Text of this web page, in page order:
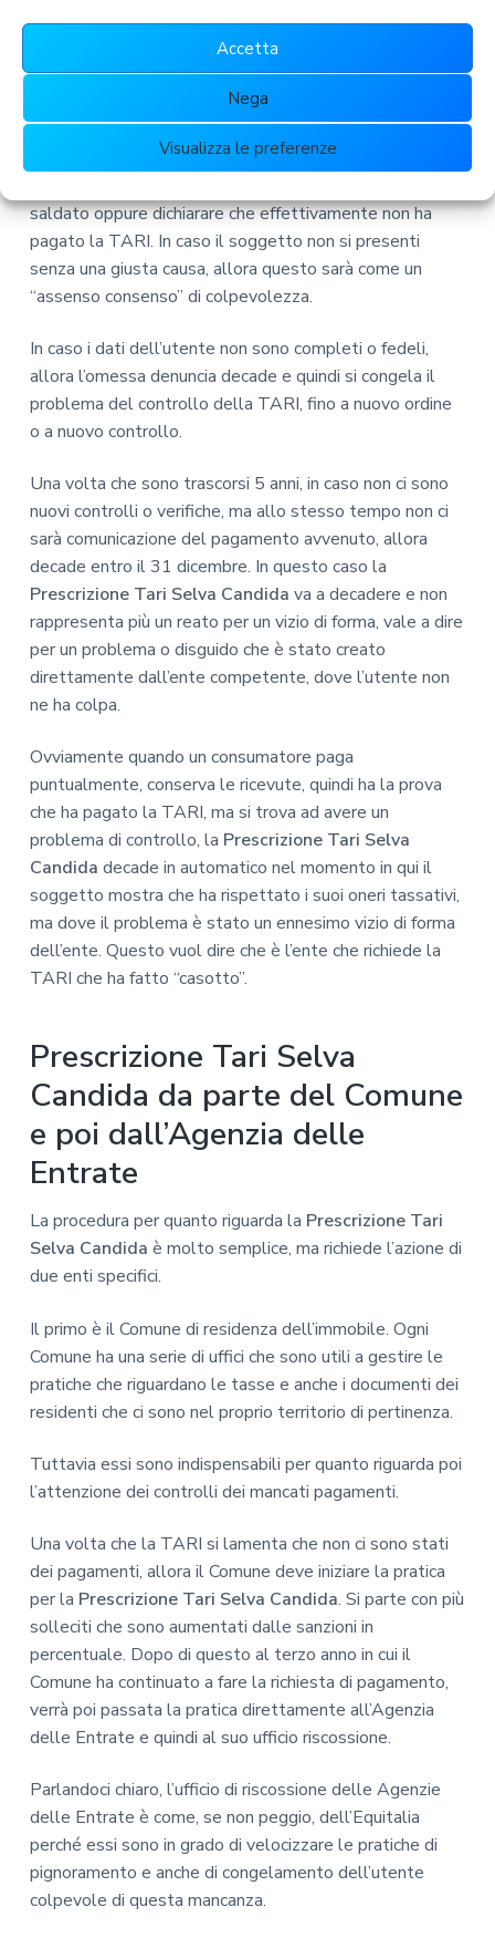
Accetta
Nega
Visualizza le preferenze
controllo della denuncia stessa. Una volta che si accerta
che c’è una “omessa denuncia”, solo allora scatta l’avviso
di accertamento per l’utente.
Cosa capita? Se i dati dell’utente sono completi,
quest’ultimo dovrà presentare tutta la documentazione
saldato oppure dichiarare che effettivamente non ha
pagato la TARI. In caso il soggetto non si presenti
senza una giusta causa, allora questo sarà come un
“assenso consenso” di colpevolezza.
In caso i dati dell’utente non sono completi o fedeli,
allora l’omessa denuncia decade e quindi si congela il
problema del controllo della TARI, fino a nuovo ordine
o a nuovo controllo.
Una volta che sono trascorsi 5 anni, in caso non ci sono
nuovi controlli o verifiche, ma allo stesso tempo non ci
sarà comunicazione del pagamento avvenuto, allora
decade entro il 31 dicembre. In questo caso la
Prescrizione Tari Selva Candida va a decadere e non
rappresenta più un reato per un vizio di forma, vale a dire
per un problema o disguido che è stato creato
direttamente dall’ente competente, dove l’utente non
ne ha colpa.
Ovviamente quando un consumatore paga
puntualmente, conserva le ricevute, quindi ha la prova
che ha pagato la TARI, ma si trova ad avere un
problema di controllo, la Prescrizione Tari Selva
Candida decade in automatico nel momento in qui il
soggetto mostra che ha rispettato i suoi oneri tassativi,
ma dove il problema è stato un ennesimo vizio di forma
dell’ente. Questo vuol dire che è l’ente che richiede la
TARI che ha fatto “casotto”.
Prescrizione Tari Selva
Candida da parte del Comune
e poi dall’Agenzia delle
Entrate
La procedura per quanto riguarda la Prescrizione Tari
Selva Candida è molto semplice, ma richiede l’azione di
due enti specifici.
Il primo è il Comune di residenza dell’immobile. Ogni
Comune ha una serie di uffici che sono utili a gestire le
pratiche che riguardano le tasse e anche i documenti dei
residenti che ci sono nel proprio territorio di pertinenza.
Tuttavia essi sono indispensabili per quanto riguarda poi
l’attenzione dei controlli dei mancati pagamenti.
Una volta che la TARI si lamenta che non ci sono stati
dei pagamenti, allora il Comune deve iniziare la pratica
per la Prescrizione Tari Selva Candida. Si parte con più
solleciti che sono aumentati dalle sanzioni in
percentuale. Dopo di questo al terzo anno in cui il
Comune ha continuato a fare la richiesta di pagamento,
verrà poi passata la pratica direttamente all’Agenzia
delle Entrate e quindi al suo ufficio riscossione.
Parlandoci chiaro, l’ufficio di riscossione delle Agenzie
delle Entrate è come, se non peggio, dell’Equitalia
perché essi sono in grado di velocizzare le pratiche di
pignoramento e anche di congelamento dell’utente
colpevole di questa mancanza.